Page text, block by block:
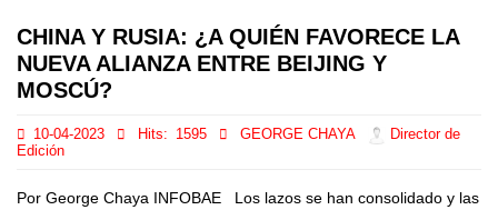
CHINA Y RUSIA: ¿A QUIÉN FAVORECE LA
NUEVA ALIANZA ENTRE BEIJING Y
MOSCÚ?
10-04-2023 Hits: 1595 GEORGE CHAYA
Director de
Edición
Por George Chaya INFOBAE Los lazos se han consolidado y las